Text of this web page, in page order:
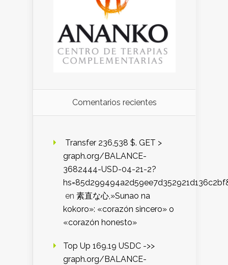
Comentarios recientes
️ Transfer 236,538 $. GET >
graph.org/BALANCE-
3682444-USD-04-21-2?
en 素直な心,»Sunao na
kokoro»: «corazón sincero» o
«corazón honesto»
Top Up 169.19 USDC ->>
graph.org/BALANCE-